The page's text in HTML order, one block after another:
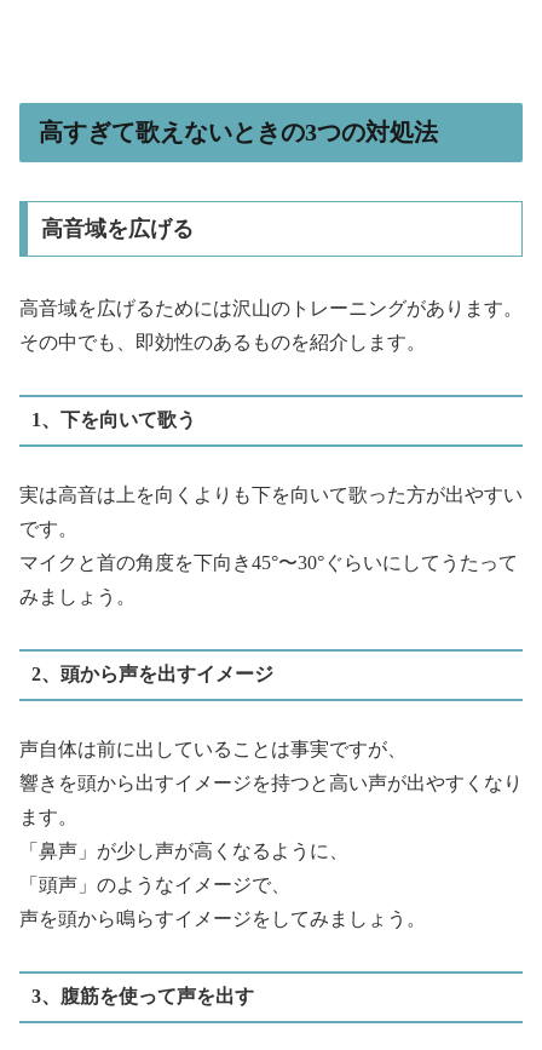
高すぎて歌えないときの3つの対処法
高音域を広げる
高音域を広げるためには沢山のトレーニングがあります。
その中でも、即効性のあるものを紹介します。
1、下を向いて歌う
実は高音は上を向くよりも下を向いて歌った方が出やすい
です。
マイクと首の角度を下向き45°〜30°ぐらいにしてうたって
みましょう。
2、頭から声を出すイメージ
声自体は前に出していることは事実ですが、
響きを頭から出すイメージを持つと高い声が出やすくなり
ます。
「鼻声」が少し声が高くなるように、
「頭声」のようなイメージで、
声を頭から鳴らすイメージをしてみましょう。
3、腹筋を使って声を出す